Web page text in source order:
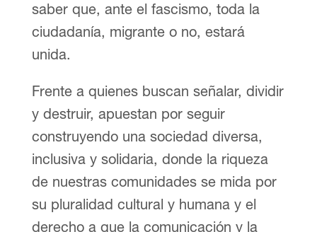
saber que, ante el fascismo, toda la
ciudadanía, migrante o no, estará
unida.
Frente a quienes buscan señalar, dividir
y destruir, apuestan por seguir
construyendo una sociedad diversa,
inclusiva y solidaria, donde la riqueza
de nuestras comunidades se mida por
su pluralidad cultural y humana y el
derecho a que la comunicación y la